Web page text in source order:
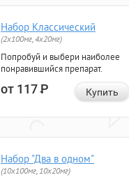
Набор Классический
(2x100мг, 4x20мг)
Попробуй и выбери наиболее
понравившийся препарат.
от 117Р Купить
Набор "Два в одном"
(10x100мг, 10x20мг)